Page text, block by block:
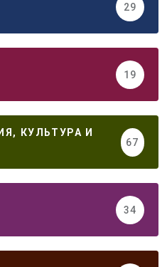
29
19
КУЛЬТУРА И
67
34